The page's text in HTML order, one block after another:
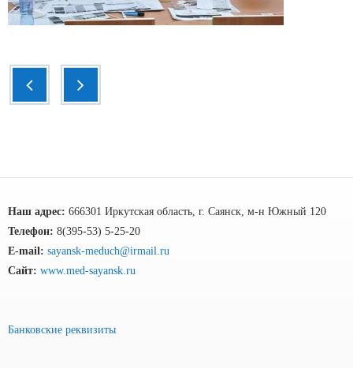
Наш адрес: 666301 Иркутская область, г. Саянск, м-н Южный 120
Телефон: 8(395-53) 5-25-20
E-mail: sayansk-meduch@irmail.ru
Сайт: www.med-sayansk.ru
Банковские реквизиты